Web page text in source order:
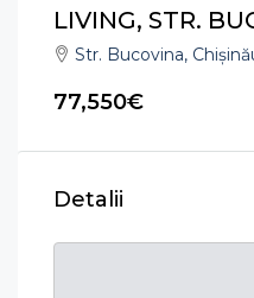
LIVING, STR.
Str. Bucovina,
77,550€
Detalii